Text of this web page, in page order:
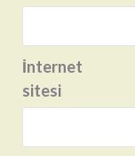
İnternet
sitesi